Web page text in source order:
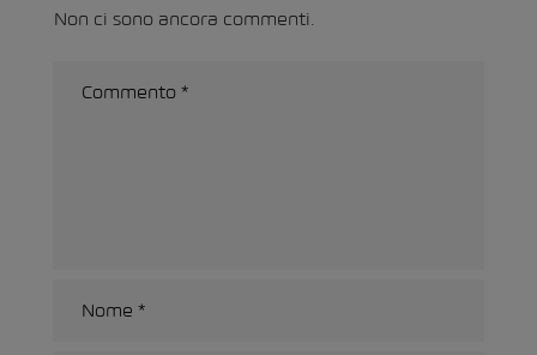
Non ci sono ancora commenti.